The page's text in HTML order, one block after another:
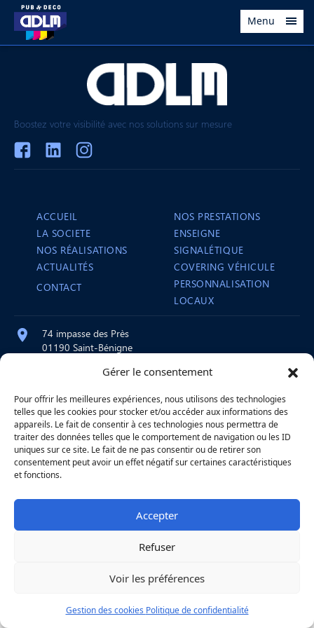
Gérer le consentement
Pour offrir les meilleures expériences, nous utilisons des technologies
telles que les cookies pour stocker et/ou accéder aux informations des
appareils. Le fait de consentir à ces technologies nous permettra de
traiter des données telles que le comportement de navigation ou les ID
uniques sur ce site. Le fait de ne pas consentir ou de retirer son
consentement peut avoir un effet négatif sur certaines caractéristiques
et fonctions.
Accepter
Refuser
Voir les préférences
Gestion des cookies Politique de confidentialité
Menu
Boostez votre visibilité avec nos solutions sur mesure
ACCUEIL
LA SOCIETE
NOS RÉALISATIONS
ACTUALITÉS
CONTACT
NOS PRESTATIONS
ENSEIGNE
SIGNALÉTIQUE
COVERING VÉHICULE
PERSONNALISATION
LOCAUX
74 impasse des Près
01190 Saint-Bénigne
contact@atelier-martre.fr
09 72 95 15 20
Lundi au jeudi : 8h – 12h / 14h – 18h
Vendredi : 8h – 12h
|Mentions légales